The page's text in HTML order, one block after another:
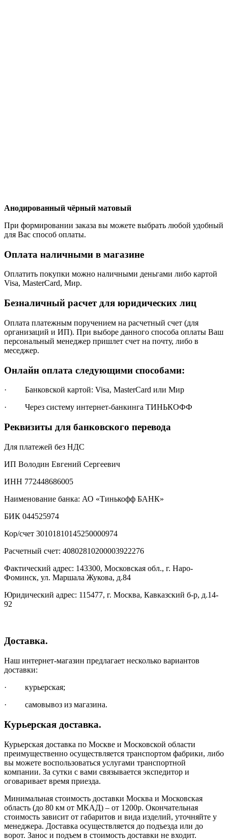
Анодированный чёрный матовый
При формировании заказа вы можете выбрать любой удобный
для Вас способ оплаты.
Оплата наличными в магазине
Оплатить покупки можно наличными деньгами либо картой
Visa, MasterCard, Мир.
Безналичный расчет для юридических лиц
Оплата платежным поручением на расчетный счет (для
организаций и ИП). При выборе данного способа оплаты Ваш
персональный менеджер пришлет счет на почту, либо в
меседжер.
Онлайн оплата следующими способами:
· Банковской картой: Visa, MasterCard или Мир
· Через систему интернет-банкинга ТИНЬКОФФ
Реквизиты для банковского перевода
Для платежей без НДС
ИП Володин Евгений Сергеевич
ИНН 772448686005
Наименование банка: АО «Тинькофф БАНК»
БИК 044525974
Кор/счет 30101810145250000974
Расчетный счет: 40802810200003922276
Фактический адрес: 143300, Московская обл., г. Наро-
Фоминск, ул. Маршала Жукова, д.84
Юридический адрес: 115477, г. Москва, Кавказский б-р, д.14-
92
Доставка.
Наш интернет-магазин предлагает несколько вариантов
доставки:
· курьерская;
· самовывоз из магазина.
Курьерская доставка.
Курьерская доставка по Москве и Московской области
преимущественно осуществляется транспортом фабрики, либо
вы можете воспользоваться услугами транспортной
компании. За сутки с вами связывается экспедитор и
оговаривает время приезда.
Минимальная стоимость доставки Москва и Московская
область (до 80 км от МКАД) – от 1200р. Окончательная
стоимость зависит от габаритов и вида изделий, уточняйте у
менеджера. Доставка осуществляется до подъезда или до
ворот. Занос и подъем в стоимость доставки не входит.